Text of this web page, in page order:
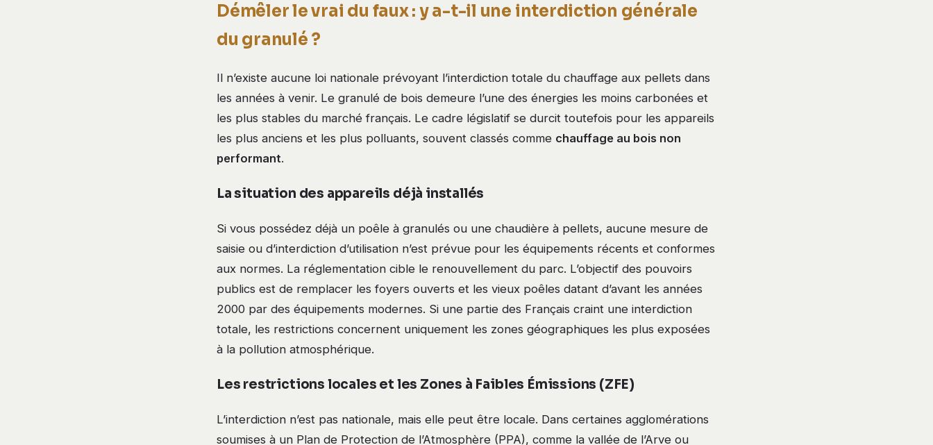
Démêler le vrai du faux : y a-t-il une interdiction générale
du granulé ?
Il n’existe aucune loi nationale prévoyant l’interdiction totale du chauffage aux pellets dans
les années à venir. Le granulé de bois demeure l’une des énergies les moins carbonées et
les plus stables du marché français. Le cadre législatif se durcit toutefois pour les appareils
les plus anciens et les plus polluants, souvent classés comme chauffage au bois non
performant.
La situation des appareils déjà installés
Si vous possédez déjà un poêle à granulés ou une chaudière à pellets, aucune mesure de
saisie ou d’interdiction d’utilisation n’est prévue pour les équipements récents et conformes
aux normes. La réglementation cible le renouvellement du parc. L’objectif des pouvoirs
publics est de remplacer les foyers ouverts et les vieux poêles datant d’avant les années
2000 par des équipements modernes. Si une partie des Français craint une interdiction
totale, les restrictions concernent uniquement les zones géographiques les plus exposées
à la pollution atmosphérique.
Les restrictions locales et les Zones à Faibles Émissions (ZFE)
L’interdiction n’est pas nationale, mais elle peut être locale. Dans certaines agglomérations
soumises à un Plan de Protection de l’Atmosphère (PPA), comme la vallée de l’Arve ou